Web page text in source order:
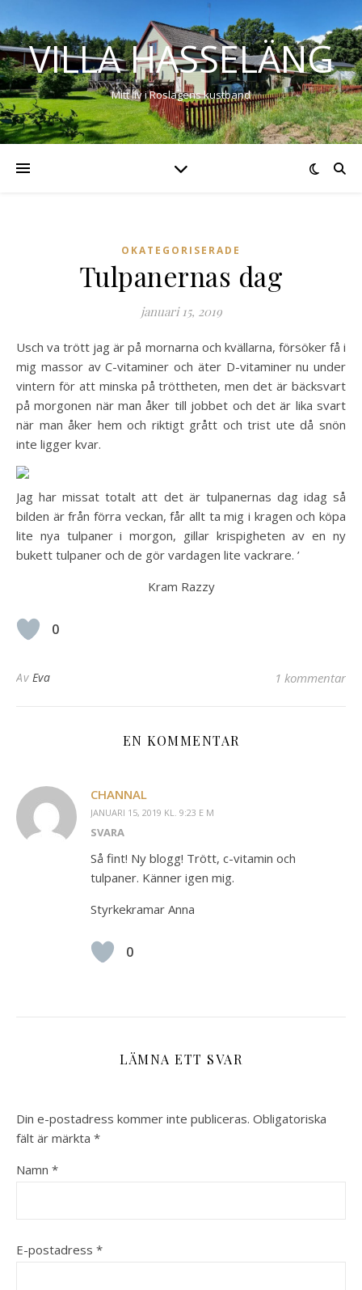
VILLA HASSELÄNG
Mitt liv i Roslagens kustband
OKATEGORISERADE
Tulpanernas dag
januari 15, 2019
Usch va trött jag är på mornarna och kvällarna, försöker få i
mig massor av C-vitaminer och äter D-vitaminer nu under
vintern för att minska på tröttheten, men det är bäcksvart
på morgonen när man åker till jobbet och det är lika svart
när man åker hem och riktigt grått och trist ute då snön
inte ligger kvar.
Jag har missat totalt att det är tulpanernas dag idag så
bilden är från förra veckan, får allt ta mig i kragen och köpa
lite nya tulpaner i morgon, gillar krispigheten av en ny
bukett tulpaner och de gör vardagen lite vackrare. ’
Kram Razzy
0
Av Eva 1 kommentar
EN KOMMENTAR
CHANNAL
JANUARI 15, 2019 KL. 9:23 E M
SVARA
Så fint! Ny blogg! Trött, c-vitamin och
tulpaner. Känner igen mig.
Styrkekramar Anna
0
LÄMNA ETT SVAR
Din e-postadress kommer inte publiceras. Obligatoriska
fält är märkta *
Namn *
E-postadress *